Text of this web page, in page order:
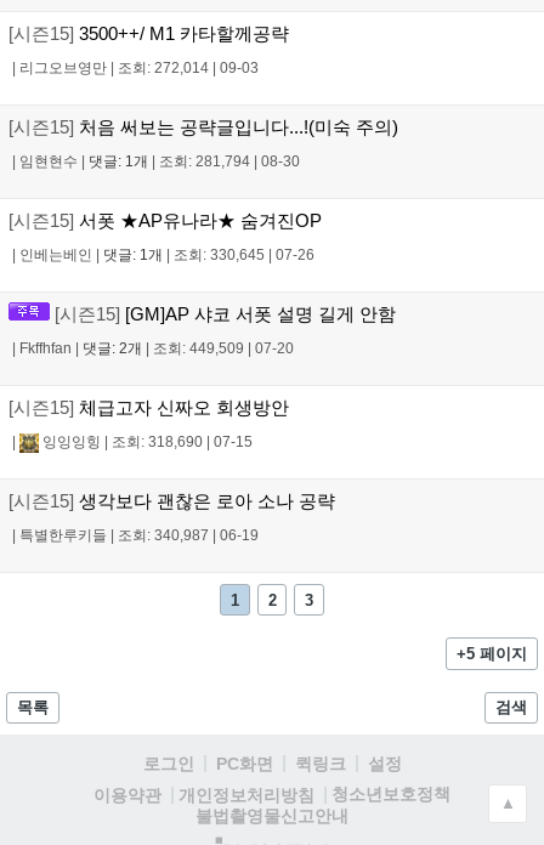
[시즌15] 3500++/ M1 카타할께공략
리그오브영만 조회: 272,014 09-03
[시즌15] 처음 써보는 공략글입니다...!(미숙 주의)
임현현수 댓글: 1개 조회: 281,794 08-30
[시즌15] 서폿 ★AP유나라★ 숨겨진OP
인베는베인 댓글: 1개 조회: 330,645 07-26
[시즌15] [GM]AP 샤코 서폿 설명 길게 안함
Fkffhfan 댓글: 2개 조회: 449,509 07-20
[시즌15] 체급고자 신짜오 회생방안
잉잉잉힝 조회: 318,690 07-15
[시즌15] 생각보다 괜찮은 로아 소나 공략
특별한루키들 조회: 340,987 06-19
1 2 3
+5 페이지
목록 검색
로그인 PC화면 퀵링크
설정
이용약관
개인정보처리방침
청소년보호정책
불법촬영물신고안내
▲